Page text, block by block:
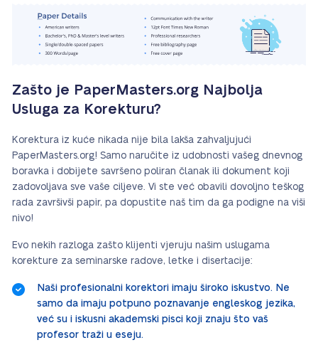
Zašto je PaperMasters.org Najbolja
Usluga za Korekturu?
Korektura iz kuće nikada nije bila lakša zahvaljujući
PaperMasters.org! Samo naručite iz udobnosti vašeg dnevnog
boravka i dobijete savršeno poliran članak ili dokument koji
zadovoljava sve vaše ciljeve. Vi ste već obavili dovoljno teškog
rada završivši papir, pa dopustite naš tim da ga podigne na viši
nivo!
Evo nekih razloga zašto klijenti vjeruju našim uslugama
korekture za seminarske radove, letke i disertacije:
Naši profesionalni korektori imaju široko iskustvo. Ne
samo da imaju potpuno poznavanje engleskog jezika,
već su i iskusni akademski pisci koji znaju što vaš
profesor traži u eseju.